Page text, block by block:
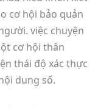
cơ hội bảo quản
việc chuyện
cơ hội thân
thái độ xác thực
dung số.